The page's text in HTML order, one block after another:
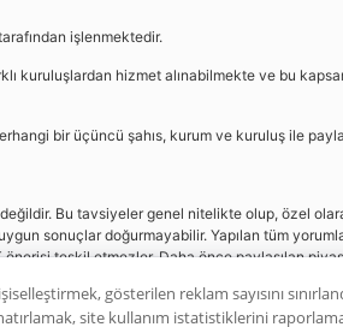
işlenmektedir.
kuruluşlardan hizmet alınabilmekte ve bu
bir üçüncü şahıs, kurum ve kuruluş ile
Bu tavsiyeler genel nitelikte olup, özel
sonuçlar doğurmayabilir. Yapılan tüm
teşkil etmezler. Daha önce paylaşılan
gösterilen reklam sayısını
site kullanım istatistiklerini